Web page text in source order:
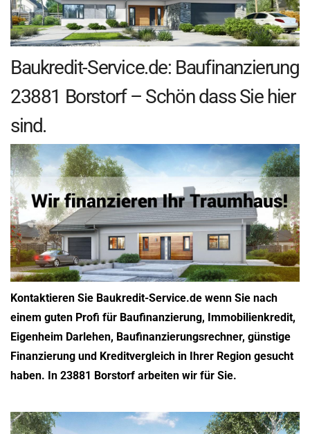
Baukredit-Service.de: Baufinanzierung
23881 Borstorf – Schön dass Sie hier
sind.
Kontaktieren Sie Baukredit-Service.de wenn Sie nach
einem guten Profi für Baufinanzierung, Immobilienkredit,
Eigenheim Darlehen, Baufinanzierungsrechner, günstige
Finanzierung und Kreditvergleich in Ihrer Region gesucht
haben. In 23881 Borstorf arbeiten wir für Sie.